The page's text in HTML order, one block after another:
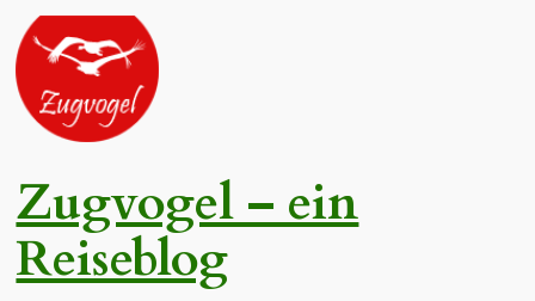
Zum
Inhalt
springen
Zugvogel – ein
Reiseblog